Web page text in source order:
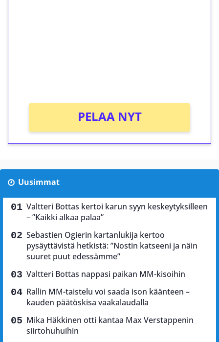
PELAA NYT
Uusimmat
Valtteri Bottas kertoi karun syyn keskeytyksilleen
– ”Kaikki alkaa palaa”
Sebastien Ogierin kartanlukija kertoo
pysäyttävistä hetkistä: ”Nostin katseeni ja näin
suuret puut edessämme”
Valtteri Bottas nappasi paikan MM-kisoihin
Rallin MM-taistelu voi saada ison käänteen –
kauden päätöskisa vaakalaudalla
Mika Häkkinen otti kantaa Max Verstappenin
siirtohuhuihin